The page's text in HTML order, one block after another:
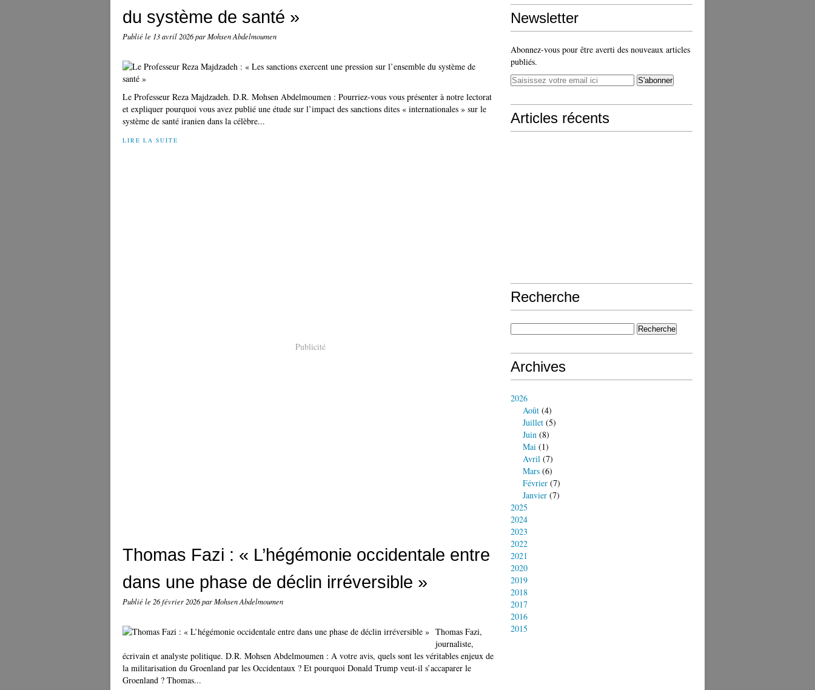
du système de santé »
Publié le 13 avril 2026par Mohsen Abdelmoumen
Le Professeur Reza Majdzadeh. D.R. Mohsen Abdelmoumen : Pourriez-vous vous présenter à notre lectorat
et expliquer pourquoi vous avez publié une étude sur l’impact des sanctions dites « internationales » sur le
système de santé iranien dans la célèbre...
LIRE LA SUITE
Publicité
Thomas Fazi : « L’hégémonie occidentale entre
dans une phase de déclin irréversible »
Publié le 26 février 2026par Mohsen Abdelmoumen
Thomas Fazi,
journaliste,
écrivain et analyste politique. D.R. Mohsen Abdelmoumen : A votre avis, quels sont les véritables enjeux de
la militarisation du Groenland par les Occidentaux ? Et pourquoi Donald Trump veut-il s’accaparer le
Groenland ? Thomas...
Newsletter
Abonnez-vous pour être averti des nouveaux articles
publiés.
Articles récents
Recherche
Archives
2026
Août (4)
Juillet (5)
Juin (8)
Mai (1)
Avril (7)
Mars (6)
Février (7)
Janvier (7)
2025
2024
2023
2022
2021
2020
2019
2018
2017
2016
2015